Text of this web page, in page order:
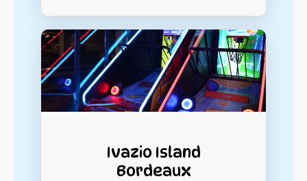
Ivazio Island
Bordeaux